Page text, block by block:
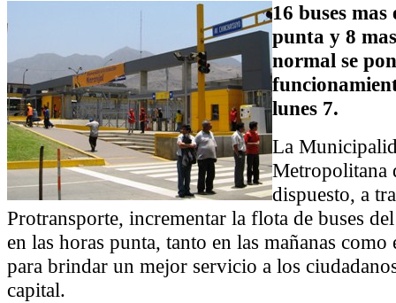
16 buses
punta y 8
normal se
lunes 7.
La
Metropolitana
dispuesto, a
Protransporte, incrementar la flota de buses
en las horas punta, tanto en las mañanas como
para brindar un mejor servicio a los
capital.